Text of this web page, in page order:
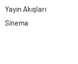
Yayın Akışları
Sinema